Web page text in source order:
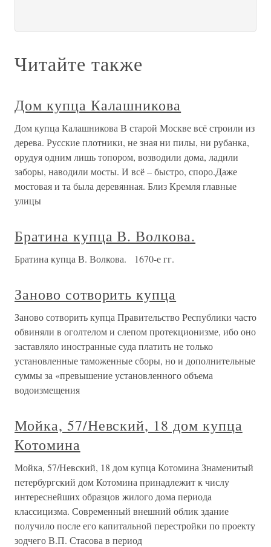
Читайте также
Дом купца Калашникова
Дом купца Калашникова В старой Москве всё строили из
дерева. Русские плотники, не зная ни пилы, ни рубанка,
орудуя одним лишь топором, возводили дома, ладили
заборы, наводили мосты. И всё – быстро, споро.Даже
мостовая и та была деревянная. Близ Кремля главные
улицы
Братина купца В. Волкова.
Братина купца В. Волкова. 1670-е гг.
Заново сотворить купца
Заново сотворить купца Правительство Республики часто
обвиняли в оголтелом и слепом протекционизме, ибо оно
заставляло иностранные суда платить не только
установленные таможенные сборы, но и дополнительные
суммы за «превышение установленного объема
водоизмещения
Мойка, 57/Невский, 18 дом купца
Котомина
Мойка, 57/Невский, 18 дом купца Котомина Знаменитый
петербургский дом Котомина принадлежит к числу
интереснейших образцов жилого дома периода
классицизма. Современный внешний облик здание
получило после его капитальной перестройки по проекту
зодчего В.П. Стасова в период